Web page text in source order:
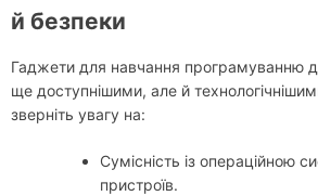
й безпеки
Гаджети для навчання програмуванню
ще доступнішими, але й
зверніть увагу на:
Сумісність із операційною
пристроїв.